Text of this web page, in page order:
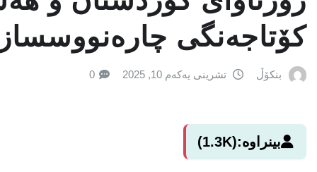
کۆتاجەنگی
بنکۆڵ تشرینی یەکەم 10, 2025 0
بینراوە:(1.3K)